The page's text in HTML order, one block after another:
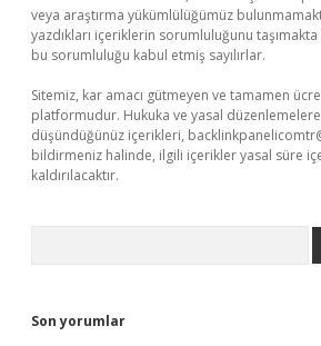
veya araştırma yükümlülüğümüz
yazdıkları içeriklerin sorumluluğunu
bu sorumluluğu kabul etmiş sayılırlar.
Sitemiz, kar amacı gütmeyen ve tamamen
platformudur. Hukuka ve yasal düzenlemelere
düşündüğünüz içerikleri,
bildirmeniz halinde, ilgili içerikler yasal süre
kaldırılacaktır.
Son yorumlar